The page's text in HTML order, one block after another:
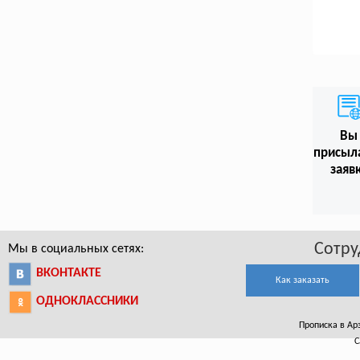
Вы
Мы в социальных сетях:
ВКОНТАКТЕ
ОДНОКЛАССНИКИ
Как заказать
Прописка в